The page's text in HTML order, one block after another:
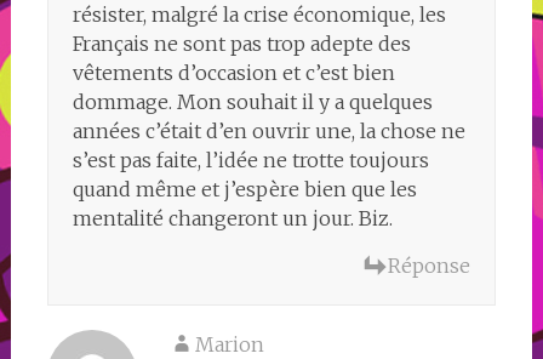
résister, malgré la crise économique, les
Français ne sont pas trop adepte des
vêtements d’occasion et c’est bien
dommage. Mon souhait il y a quelques
années c’était d’en ouvrir une, la chose ne
s’est pas faite, l’idée ne trotte toujours
quand même et j’espère bien que les
mentalité changeront un jour. Biz.
Réponse
Marion